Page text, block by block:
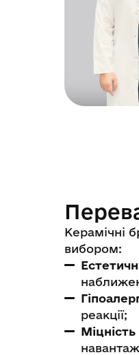
Керамічні
вибором:
реакції;
Міцність